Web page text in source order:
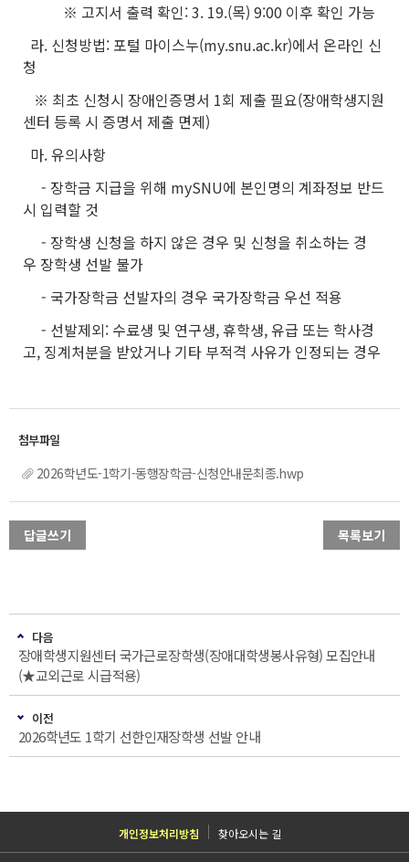
※ 고지서 출력 확인: 3. 19.(목) 9:00 이후 확인 가능
라. 신청방법: 포털 마이스누(my.snu.ac.kr)에서 온라인 신
청
※ 최초 신청시 장애인증명서 1회 제출 필요(장애학생지원
센터 등록 시 증명서 제출 면제)
마. 유의사항
- 장학금 지급을 위해 mySNU에 본인명의 계좌정보 반드
시 입력할 것
- 장학생 신청을 하지 않은 경우 및 신청을 취소하는 경
우 장학생 선발 불가
- 국가장학금 선발자의 경우 국가장학금 우선 적용
- 선발제외: 수료생 및 연구생, 휴학생, 유급 또는 학사경
고, 징계처분을 받았거나 기타 부적격 사유가 인정되는 경우
2026학년도-1학기-동행장학금-신청안내문최종.hwp
답글쓰기 목록보기
다음
장애학생지원센터 국가근로장학생(장애대학생봉사유형) 모집안내
(★교외근로 시급적용)
이전
2026학년도 1학기 선한인재장학생 선발 안내
개인정보처리방침 찾아오시는 길